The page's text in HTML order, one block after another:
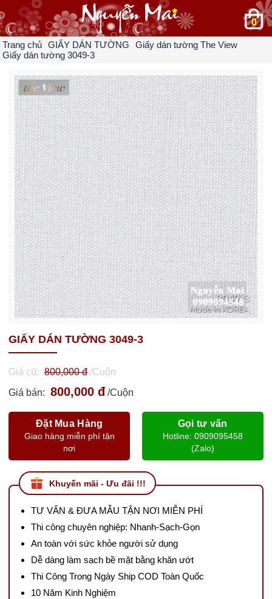
0
Trang chủ GIẤY DÁN TƯỜNG
Giấy dán tường The View
Giấy dán tường 3049-3
GIẤY DÁN TƯỜNG 3049-3
Giá cũ: 800,000 đ/Cuộn
Giá bán:
800,000 đ /Cuộn
Đặt Mua Hàng
Giao hàng miễn phí tận
nơi
Gọi tư vấn
Hotline: 0909095458
(Zalo)
Khuyến mãi - Ưu đãi !!!
TƯ VẤN & ĐƯA MẪU TẬN NƠI MIỄN PHÍ
Thi công chuyên nghiệp: Nhanh-Sạch-Gọn
An toàn với sức khỏe người sử dụng
Dễ dàng làm sạch bề mặt bằng khăn ướt
Thi Công Trong Ngày Ship COD Toàn Quốc
10 Năm Kinh Nghiệm